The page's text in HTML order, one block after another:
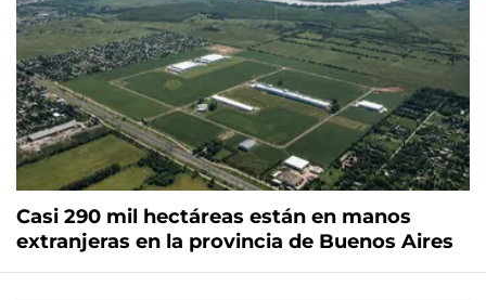
Casi 290 mil hectáreas están en manos
extranjeras en la provincia de Buenos Aires